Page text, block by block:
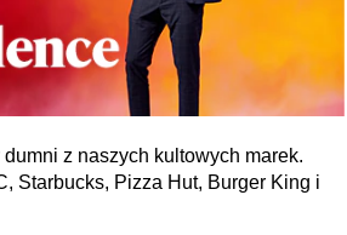
z naszych kultowych marek.
Starbucks, Pizza Hut, Burger King i